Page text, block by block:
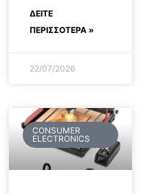
ΔΕΊΤΕ
ΠΕΡΙΣΣΟΤΕΡΑ »
22/07/2026
CONSUMER
ELECTRONICS